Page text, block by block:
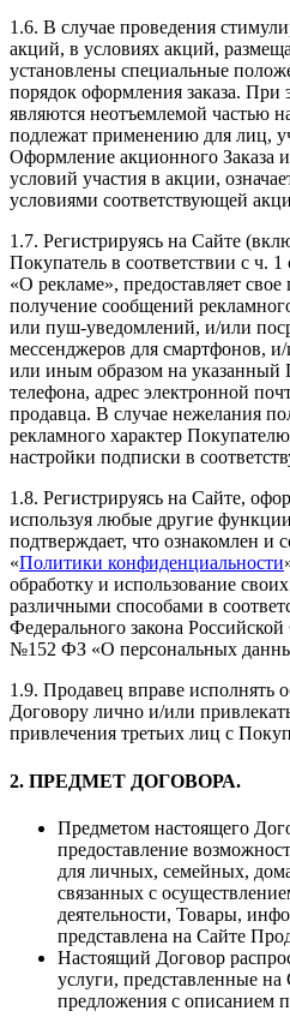
1.6. В случае проведения
акций, в условиях акций,
установлены специальные
порядок оформления заказа. При
являются неотъемлемой частью
подлежат применению для лиц,
Оформление акционного Заказа
условий участия в акции,
условиями соответствующей
1.7. Регистрируясь на Сайте
Покупатель в соответствии с ч. 1
«О рекламе», предоставляет свое
получение сообщений
или пуш-уведомлений, и/или
мессенджеров для смартфонов,
или иным образом на указанный
телефона, адрес электронной
продавца. В случае нежелания
рекламного характер
настройки подписки в
1.8. Регистрируясь на Сайте,
используя любые другие
подтверждает, что ознакомлен и
«Политики конфиденциальности
обработку и использование
различными способами в
Федерального закона
№152 ФЗ «О персональных
1.9. Продавец вправе исполнять
Договору лично и/или
привлечения третьих лиц с
2. ПРЕДМЕТ ДОГОВОРА.
Предметом настоящего
предоставление
для личных, семейных,
связанных с
деятельности, Товары,
представлена на Сайте
Настоящий Договор
услуги, представленные
предложения с описанием